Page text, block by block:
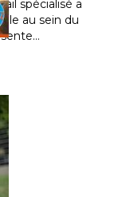
spécialisé a
au sein du